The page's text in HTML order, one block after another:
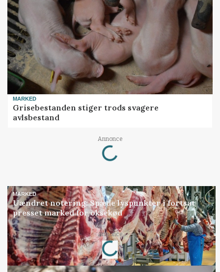
MARKED
Grisebestanden stiger trods svagere
avlsbestand
Annonce
Loading...
MARKED
Uændret notering: Spæde lyspunkter i fortsat
presset marked for oksekød
Annonce
Loading...